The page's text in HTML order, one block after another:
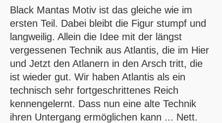
Black Mantas Motiv ist das gleiche wie im
ersten Teil. Dabei bleibt die Figur stumpf und
langweilig. Allein die Idee mit der längst
vergessenen Technik aus Atlantis, die im Hier
und Jetzt den Atlanern in den Arsch tritt, die
ist wieder gut. Wir haben Atlantis als ein
technisch sehr fortgeschrittenes Reich
kennengelernt. Dass nun eine alte Technik
ihren Untergang ermöglichen kann ... Nett.